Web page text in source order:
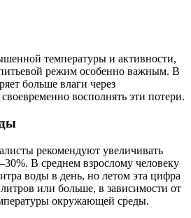
температуры и активности,
режим особенно важным. В
больше влаги через
восполнять эти потери.
рекомендуют увеличивать
В среднем взрослому человеку
воды в день, но летом эта цифра
или больше, в зависимости от
окружающей среды.